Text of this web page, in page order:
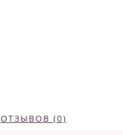
ОТЗЫВОВ (0)